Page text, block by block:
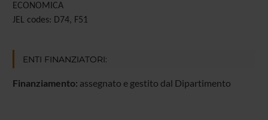
ECONOMICA
JEL codes: D74, F51
ENTI FINANZIATORI:
Finanziamento: assegnato e gestito dal Dipartimento